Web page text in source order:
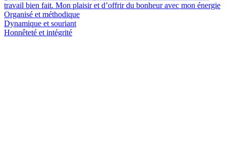
travail bien fait. Mon plaisir et d’offrir du bonheur avec mon énergie
Organisé et méthodique
Dynamique et souriant
Honnêteté et intégrité